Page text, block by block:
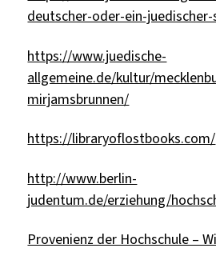
deutscher-oder-ein-
https://www.juedische-
allgemeine.de/kultur/
mirjamsbrunnen/
https://libraryoflostbooks.com/
http://www.berlin-
judentum.de/erziehung/
Provenienz der Hochschule –